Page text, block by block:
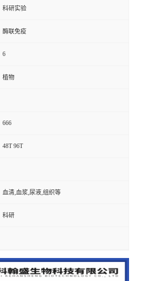
科研实验
酶联免疫
6
植物
666
48T 96T
血清,血浆,尿液,组织等
科研